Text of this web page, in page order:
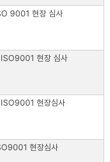
9001 현장 심사
ISO9001 현장 심사
ISO9001 현장심사
현장심사